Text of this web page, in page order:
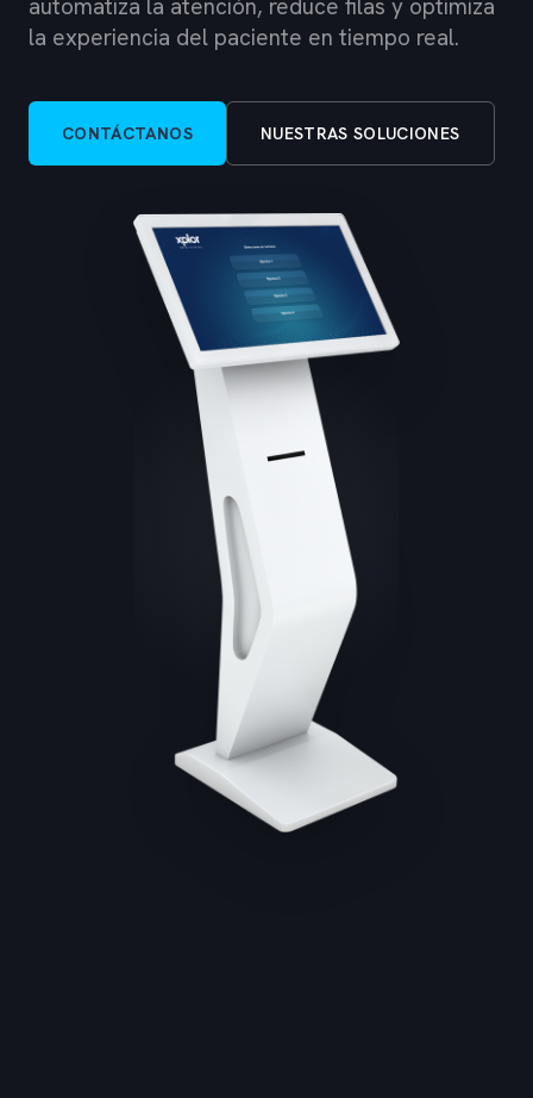
automatiza la atención, reduce filas y optimiza
la experiencia del paciente en tiempo real.
CONTÁCTANOS NUESTRAS SOLUCIONES